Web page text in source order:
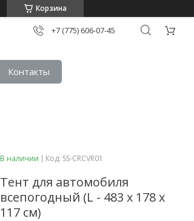
Корзина
+7 (775) 606-07-45
Контакты
В наличии Код: SS-CRCVR01
Тент для автомобиля
всепогодный (L - 483 x 178 x
117 см)